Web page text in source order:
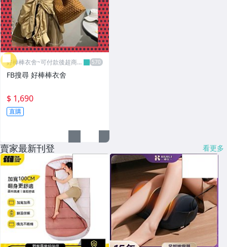
好棒棒衣舍~可付款後超商取
貨
FB搜尋 好棒棒衣舍
$ 1,690
直購
賣家最新刊登 看更多